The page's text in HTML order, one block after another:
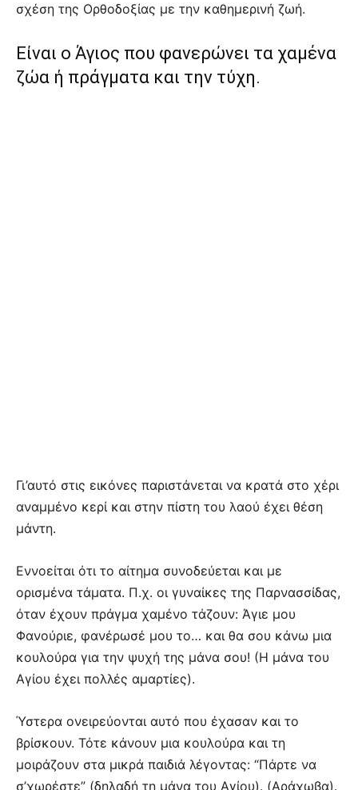
σχέση της Ορθοδοξίας με την καθημερινή ζωή.
Είναι ο Άγιος που φανερώνει τα χαμένα
ζώα ή πράγματα και την τύχη.
Γι’αυτό στις εικόνες παριστάνεται να κρατά στο χέρι
αναμμένο κερί και στην πίστη του λαού έχει θέση
μάντη.
Εννοείται ότι το αίτημα συνοδεύεται και με
ορισμένα τάματα. Π.χ. οι γυναίκες της Παρνασσίδας,
όταν έχουν πράγμα χαμένο τάζουν: Άγιε μου
Φανούριε, φανέρωσέ μου το… και θα σου κάνω μια
κουλούρα για την ψυχή της μάνα σου! (Η μάνα του
Αγίου έχει πολλές αμαρτίες).
Ύστερα ονειρεύονται αυτό που έχασαν και το
βρίσκουν. Τότε κάνουν μια κουλούρα και τη
μοιράζουν στα μικρά παιδιά λέγοντας: “Πάρτε να
σ’χωρέστε” (δηλαδή τη μάνα του Αγίου). (Αράχωβα).